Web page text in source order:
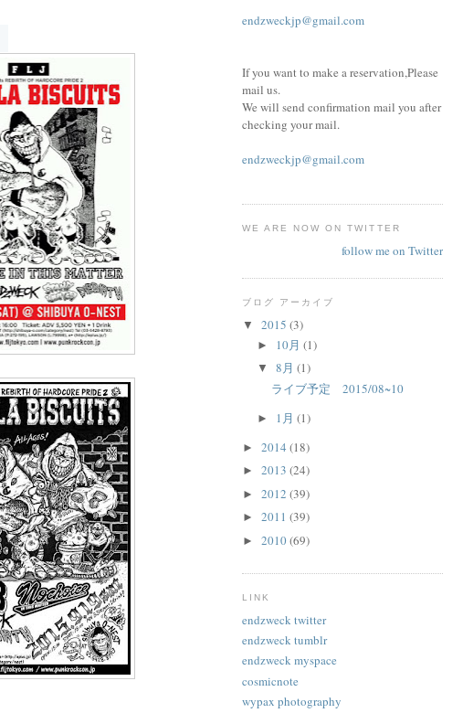
endzweckjp@gmail.com
If you want to make a reservation,Please
mail us.
We will send confirmation mail you after
checking your mail.
endzweckjp@gmail.com
WE ARE NOW ON TWITTER
follow me on Twitter
ブログ アーカイブ
▼ 2015 (3)
► 10月 (1)
▼ 8月 (1)
ライブ予定 2015/08~10
► 1月 (1)
► 2014 (18)
► 2013 (24)
► 2012 (39)
► 2011 (39)
► 2010(69)
LINK
endzweck twitter
endzweck tumblr
endzweck myspace
cosmicnote
wypax photography